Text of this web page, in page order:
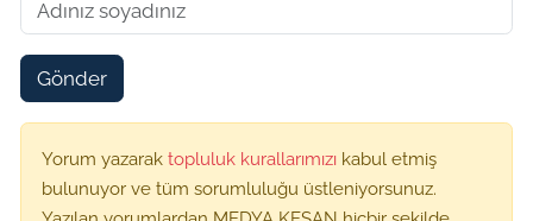
Gönder
Yorum yazarak topluluk kurallarımızı kabul etmiş
bulunuyor ve tüm sorumluluğu üstleniyorsunuz.